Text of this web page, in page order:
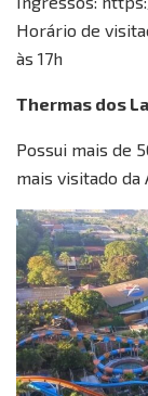
Horário de
às 17h
Thermas dos
Possui mais de
mais visitado da